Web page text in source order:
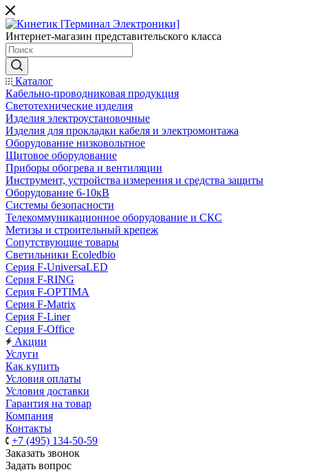
Интернет-магазин представительского класса
Каталог
Кабельно-проводниковая продукция
Светотехнические изделия
Изделия электроустановочные
Изделия для прокладки кабеля и электромонтажа
Оборудование низковольтное
Щитовое оборудование
Приборы обогрева и вентиляции
Инструмент, устройства измерения и средства защиты
Оборудование 6-10кВ
Системы безопасности
Телекоммуникационное оборудование и СКС
Метизы и строительный крепеж
Сопутствующие товары
Светильники Ecoledbio
Серия F-UniversaLED
Серия F-RING
Серия F-OPTIMA
Серия F-Matrix
Серия F-Liner
Серия F-Office
Акции
Услуги
Как купить
Условия оплаты
Условия доставки
Гарантия на товар
Компания
Контакты
+7 (495) 134-50-59
Заказать звонок
Задать вопрос